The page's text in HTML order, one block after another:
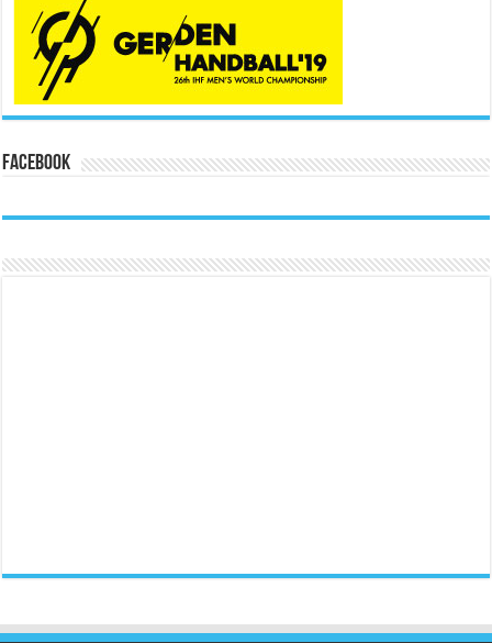
Facebook